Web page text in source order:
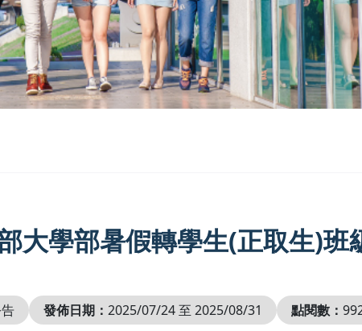
大學部暑假轉學生(正取生)班
發佈日期： 2025/07/24 至 2025/08/31 點閱數：